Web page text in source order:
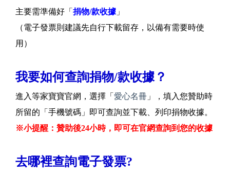
主要需準備好「 捐物/款收據 」
（電子發票則建議先自行下載留存，以備有需要時使
用）
我要如何查詢捐物/款收據？
進入等家寶寶官網，選擇「 愛心名冊 」，填入您贊助時
所留的「手機號碼」即可查詢並下載、列印捐物收據。
※小提醒：贊助後24小時，即可在官網查詢到您的收據
去哪裡查詢電子發票?